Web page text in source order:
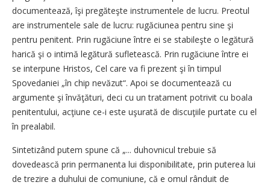
documentează, îşi pregăteşte instrumentele de lucru. Preotul
are instrumentele sale de lucru: rugăciunea pentru sine şi
pentru penitent. Prin rugăciune între ei se stabileşte o legătură
harică şi o intimă legătură sufletească. Prin rugăciune între ei
se interpune Hristos, Cel care va fi prezent şi în timpul
Spovedaniei „în chip nevăzut“. Apoi se documentează cu
argumente şi învăţături, deci cu un tratament potrivit cu boala
penitentului, acţiune ce-i este uşurată de discuţiile purtate cu el
în prealabil.
Sintetizând putem spune că „... duhovnicul trebuie să
dovedească prin permanenta lui disponibilitate, prin puterea lui
de trezire a duhului de comuniune, că e omul rânduit de